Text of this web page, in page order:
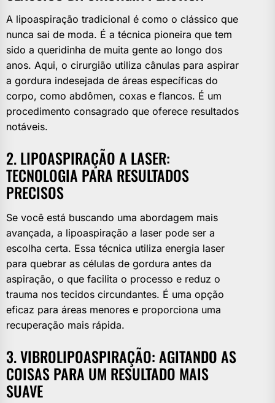
A lipoaspiração tradicional é como o clássico que
nunca sai de moda. É a técnica pioneira que tem
sido a queridinha de muita gente ao longo dos
anos. Aqui, o cirurgião utiliza cânulas para aspirar
a gordura indesejada de áreas específicas do
corpo, como abdômen, coxas e flancos. É um
procedimento consagrado que oferece resultados
notáveis.
2. LIPOASPIRAÇÃO A LASER:
TECNOLOGIA PARA RESULTADOS
PRECISOS
Se você está buscando uma abordagem mais
avançada, a lipoaspiração a laser pode ser a
escolha certa. Essa técnica utiliza energia laser
para quebrar as células de gordura antes da
aspiração, o que facilita o processo e reduz o
trauma nos tecidos circundantes. É uma opção
eficaz para áreas menores e proporciona uma
recuperação mais rápida.
3. VIBROLIPOASPIRAÇÃO: AGITANDO AS
COISAS PARA UM RESULTADO MAIS
SUAVE